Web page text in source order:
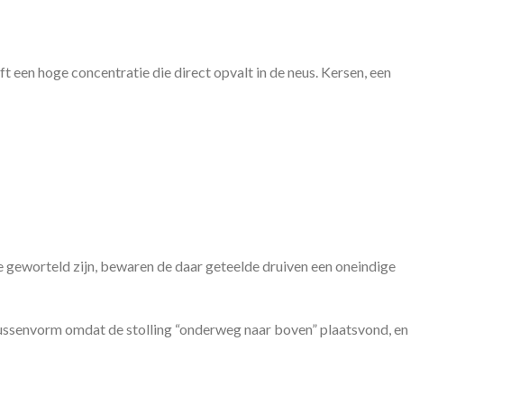
hoge concentratie die direct opvalt in de neus. Kersen, een
zijn, bewaren de daar geteelde druiven een oneindige
omdat de stolling “onderweg naar boven” plaatsvond, en